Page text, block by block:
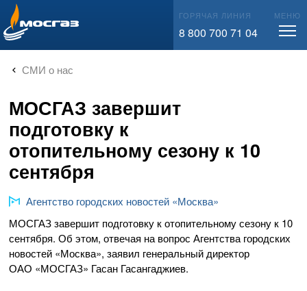
info@mos-gaz.ru ГОРЯЧАЯ ЛИНИЯ
8 800 700 71 04
МЕНЮ
СМИ о нас
МОСГАЗ завершит
подготовку к
отопительному сезону к 10
сентября
Агентство городских новостей «Москва»
МОСГАЗ завершит подготовку к отопительному сезону к 10
сентября. Об этом, отвечая на вопрос Агентства городских
новостей «Москва», заявил генеральный директор
ОАО «МОСГАЗ» Гасан Гасангаджиев.